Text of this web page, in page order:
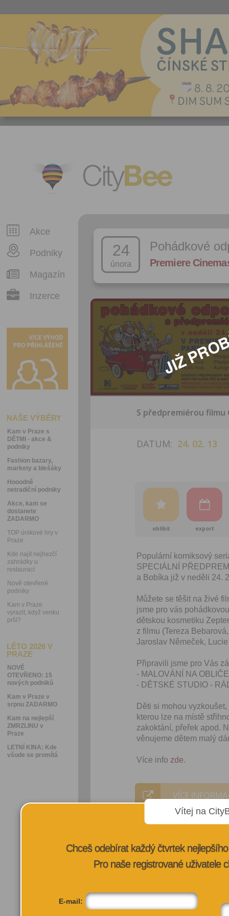
CityBee
Akce
Podniky
Magazín
Inzerce
NAŠE VÝBĚRY
Kam v Praze s
DĚTMI - akce &
podniky
Fashion bazary,
markety a blešáky
Hooodně
netradiční podniky
Akce, kam se
dostanete
ZADARMO
TOP únikové hry v
Praze
Kde najít nejhezčí
zahrádky u
restaurací
Nově otevřené
podniky
Kam v Praze
vyrazit, když venku
prší?
LÉTO 2026 V
PRAZE
NOVĚ
OTEVŘENO: 15
nových podniků
Kam v Praze v
srpnu ZADARMO
Kam na nejlepší
ZMRZLINU v
Praze
LETNÍ KINA: Kde
všude se promítá
24
února
Pohádkové
Premiere
S předpremiérou
DATUM: 24. 02. 13
oblíbit export
Populární komiksový
SPECIÁLNÍ
a Bobíka již v neděli 24.
Můžete se těšit na živé
jsme pro vás
dětskou kosmetiku
z filmu (Tereza
Jaroslav Němeček,
Připravili jsme pro Vás
- MALOVÁNÍ NA
- DĚTSKÉ STUDIO -
Děti si mohou
kterou lze na místě
zakoktání, přeřek apod.
věnujeme dětem malý
Více info zde.
VÍCE
Vítej na
Chceš odebírat každý čtvrtek
Pro naše registrované uživatele
E-mail: